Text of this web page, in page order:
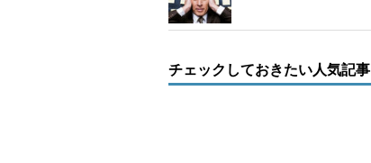
チェックしておきたい人気記事